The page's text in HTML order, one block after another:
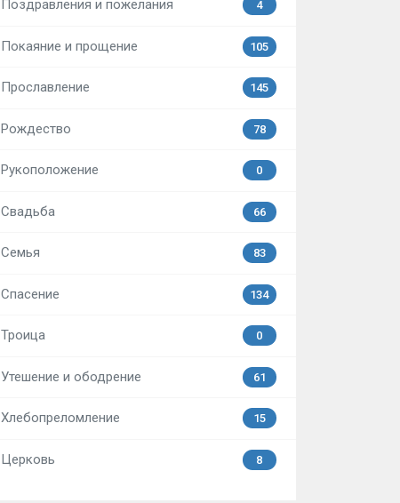
Поздравления и пожелания 4
Покаяние и прощение 105
Прославление 145
Рождество 78
Рукоположение 0
Свадьба 66
Семья 83
Спасение 134
Троица 0
Утешение и ободрение 61
Хлебопреломление 15
Церковь 8